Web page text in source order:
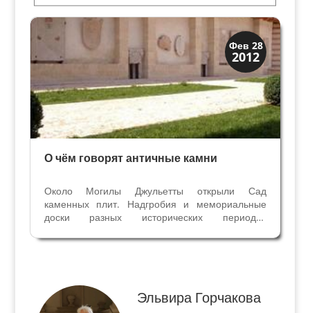
Фев 28
2012
Музеи
О чём говорят античные камни
Около Могилы Джульетты открыли Сад
каменных плит. Надгробия и мемориальные
доски разных исторических периодов
семьях, экономике и истории религии. Статья из
Эльвира Горчакова